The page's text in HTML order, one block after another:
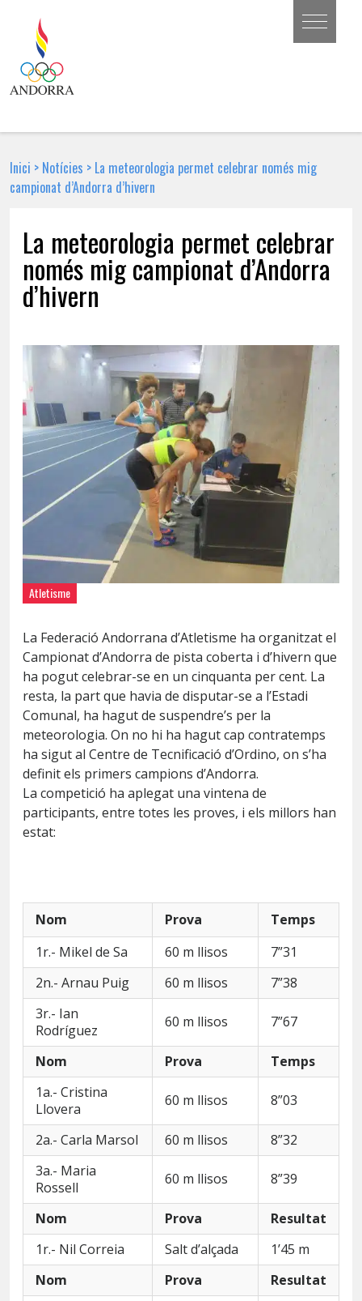
Inici > Notícies > La meteorologia permet celebrar només mig
campionat d’Andorra d’hivern
La meteorologia permet celebrar
només mig campionat d’Andorra
d’hivern
Atletisme
La Federació Andorrana d’Atletisme ha organitzat el
Campionat d’Andorra de pista coberta i d’hivern que
ha pogut celebrar-se en un cinquanta per cent. La
resta, la part que havia de disputar-se a l’Estadi
Comunal, ha hagut de suspendre’s per la
meteorologia. On no hi ha hagut cap contratemps
ha sigut al Centre de Tecnificació d’Ordino, on s’ha
definit els primers campions d’Andorra.
La competició ha aplegat una vintena de
participants, entre totes les proves, i els millors han
estat:
Nom Prova
Temps
1r.- Mikel de Sa
60 m llisos
7”31
2n.- Arnau Puig
60 m llisos
7”38
3r.- Ian
Rodríguez
60 m llisos 7”67
Nom Prova
Temps
1a.- Cristina
Llovera
60 m llisos 8”03
2a.- Carla Marsol 60 m llisos
8”32
3a.- Maria
Rossell
60 m llisos 8”39
Nom Prova
Resultat
1r.- Nil Correia
Salt d’alçada
1’45 m
Nom
Prova
Resultat